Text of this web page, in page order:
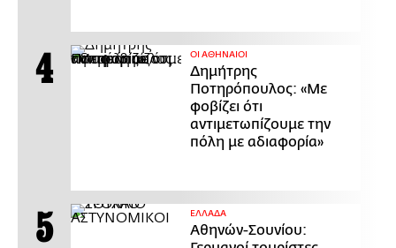
ΟΙ ΑΘΗΝΑΙΟΙ
Δημήτρης
Ποτηρόπουλος: «Με
φοβίζει ότι
αντιμετωπίζουμε την
πόλη με αδιαφορία»
ΕΛΛΑΔΑ
Αθηνών-Σουνίου: